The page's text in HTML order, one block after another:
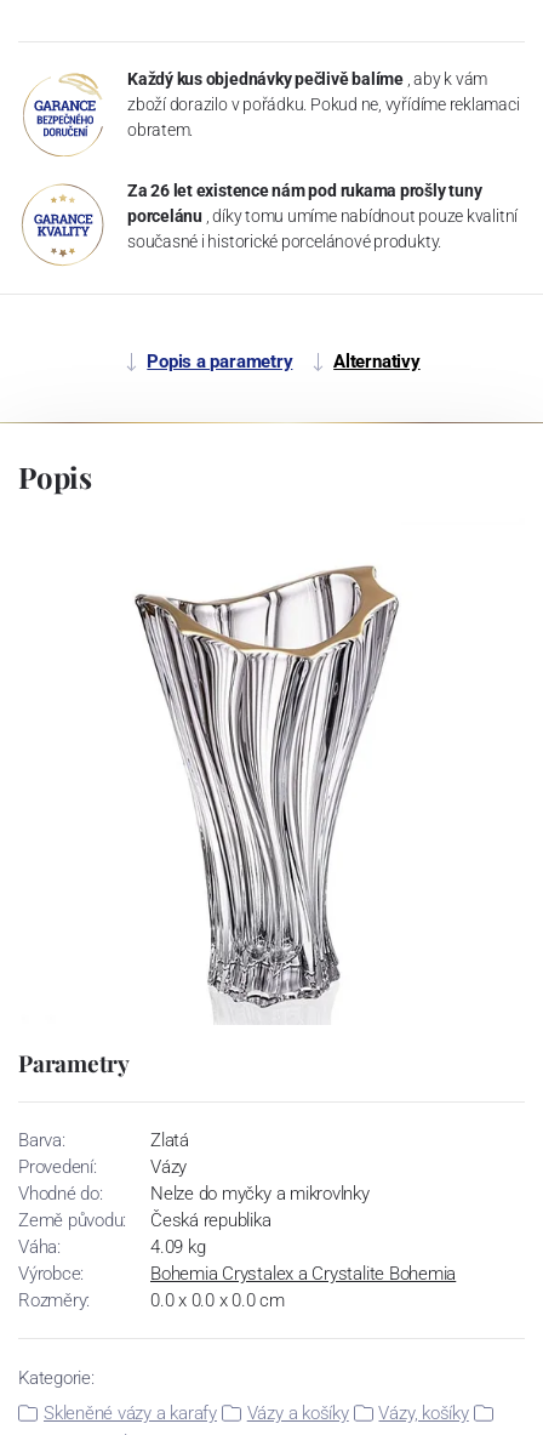
Každý kus objednávky pečlivě balíme , aby k vám
zboží dorazilo v pořádku. Pokud ne, vyřídíme reklamaci
obratem.
Za 26 let existence nám pod rukama prošly tuny
porcelánu , díky tomu umíme nabídnout pouze kvalitní
současné i historické porcelánové produkty.
Popis a parametry Alternativy
Popis
Parametry
Barva:
Zlatá
Provedení:
Vázy
Vhodné do:
Nelze do myčky a mikrovlnky
Země původu:
Česká republika
Váha:
4.09 kg
Výrobce:
Bohemia Crystalex a Crystalite Bohemia
Rozměry:
0.0 x 0.0 x 0.0 cm
Kategorie:
Skleněné vázy a karafy
Vázy a košíky
Vázy, košíky